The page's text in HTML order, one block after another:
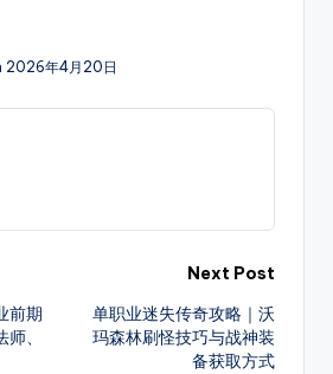
年4月20日
前期
、
Next Post
单职业迷失传奇攻略｜沃
玛森林刷怪技巧与战神装
备获取方式